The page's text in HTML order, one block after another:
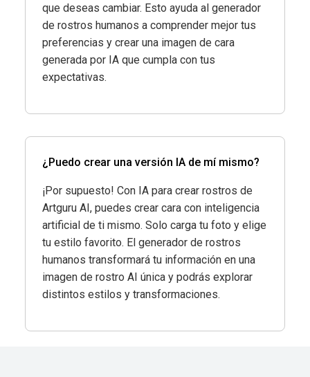
que deseas cambiar. Esto ayuda al generador
de rostros humanos a comprender mejor tus
preferencias y crear una imagen de cara
generada por IA que cumpla con tus
expectativas.
¿Puedo crear una versión IA de mí mismo?
¡Por supuesto! Con IA para crear rostros de
Artguru AI, puedes crear cara con inteligencia
artificial de ti mismo. Solo carga tu foto y elige
tu estilo favorito. El generador de rostros
humanos transformará tu información en una
imagen de rostro AI única y podrás explorar
distintos estilos y transformaciones.